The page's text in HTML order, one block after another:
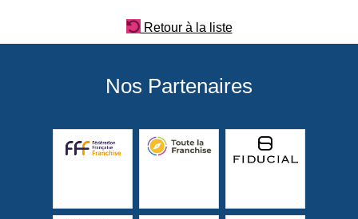
Retour à la liste
Nos Partenaires